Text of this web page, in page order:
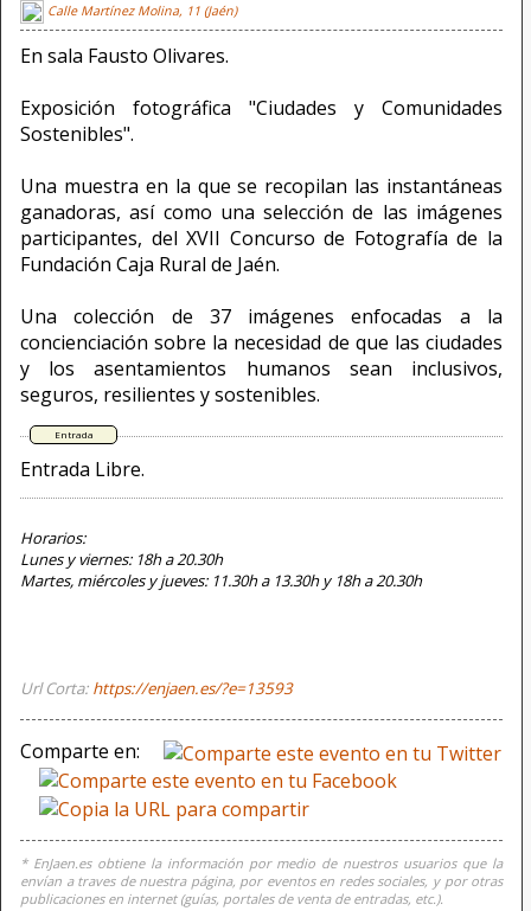
Calle Martínez Molina, 11 (Jaén)
En sala Fausto Olivares.
Exposición fotográfica "Ciudades y Comunidades
Sostenibles".
Una muestra en la que se recopilan las instantáneas
ganadoras, así como una selección de las imágenes
participantes, del XVII Concurso de Fotografía de la
Fundación Caja Rural de Jaén.
Una colección de 37 imágenes enfocadas a la
concienciación sobre la necesidad de que las ciudades
y los asentamientos humanos sean inclusivos,
seguros, resilientes y sostenibles.
Entrada Libre.
Horarios:
Lunes y viernes: 18h a 20.30h
Martes, miércoles y jueves: 11.30h a 13.30h y 18h a 20.30h
Url Corta: https://enjaen.es/?e=13593
Comparte en:
* EnJaen.es obtiene la información por medio de nuestros usuarios que la
envían a traves de nuestra página, por eventos en redes sociales, y por otras
publicaciones en internet (guías, portales de venta de entradas, etc.).